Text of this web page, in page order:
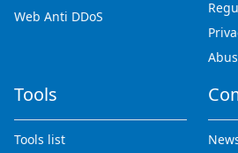
Web Anti DDoS
Tools
Tools list